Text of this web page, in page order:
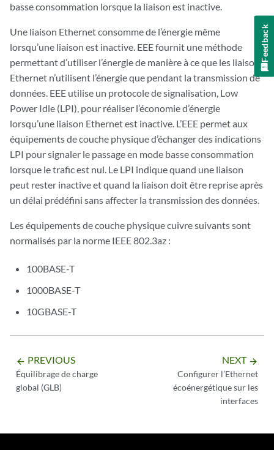
basse consommation lorsque la liaison est inactive.
Une liaison Ethernet consomme de l’énergie même
lorsqu’une liaison est inactive. EEE fournit une méthode
permettant d’utiliser l’énergie de manière à ce que les liaisons
Ethernet n’utilisent l’énergie que pendant la transmission de
données. EEE utilise un protocole de signalisation, Low
Power Idle (LPI), pour réaliser l’économie d’énergie
lorsqu’une liaison Ethernet est inactive. L’EEE permet aux
équipements de couche physique d’échanger des indications
LPI pour signaler le passage en mode basse consommation
lorsque le trafic est nul. Le LPI indique quand une liaison
peut rester inactive et quand la liaison doit être reprise après
un délai prédéfini sans affecter la transmission des données.
Les équipements de couche physique cuivre suivants sont
normalisés par la norme IEEE 802.3az :
100BASE-T
1000BASE-T
10GBASE-T
arrow_backward PREVIOUS
Équilibrage de charge
global (GLB)
NEXT arrow_forward
Configurer l’Ethernet
écoénergétique sur les
interfaces
Feedback